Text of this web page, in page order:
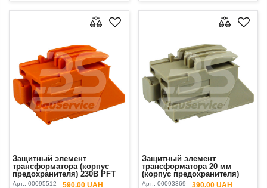
Защитный элемент
трансформатора (корпус
предохранителя) 230В PFT
Original
Арт.: 00095512 590.00 UAH
Защитный элемент
трансформатора 20 мм
(корпус предохранителя)
PFT Original
Арт.: 00093369 390.00 UAH